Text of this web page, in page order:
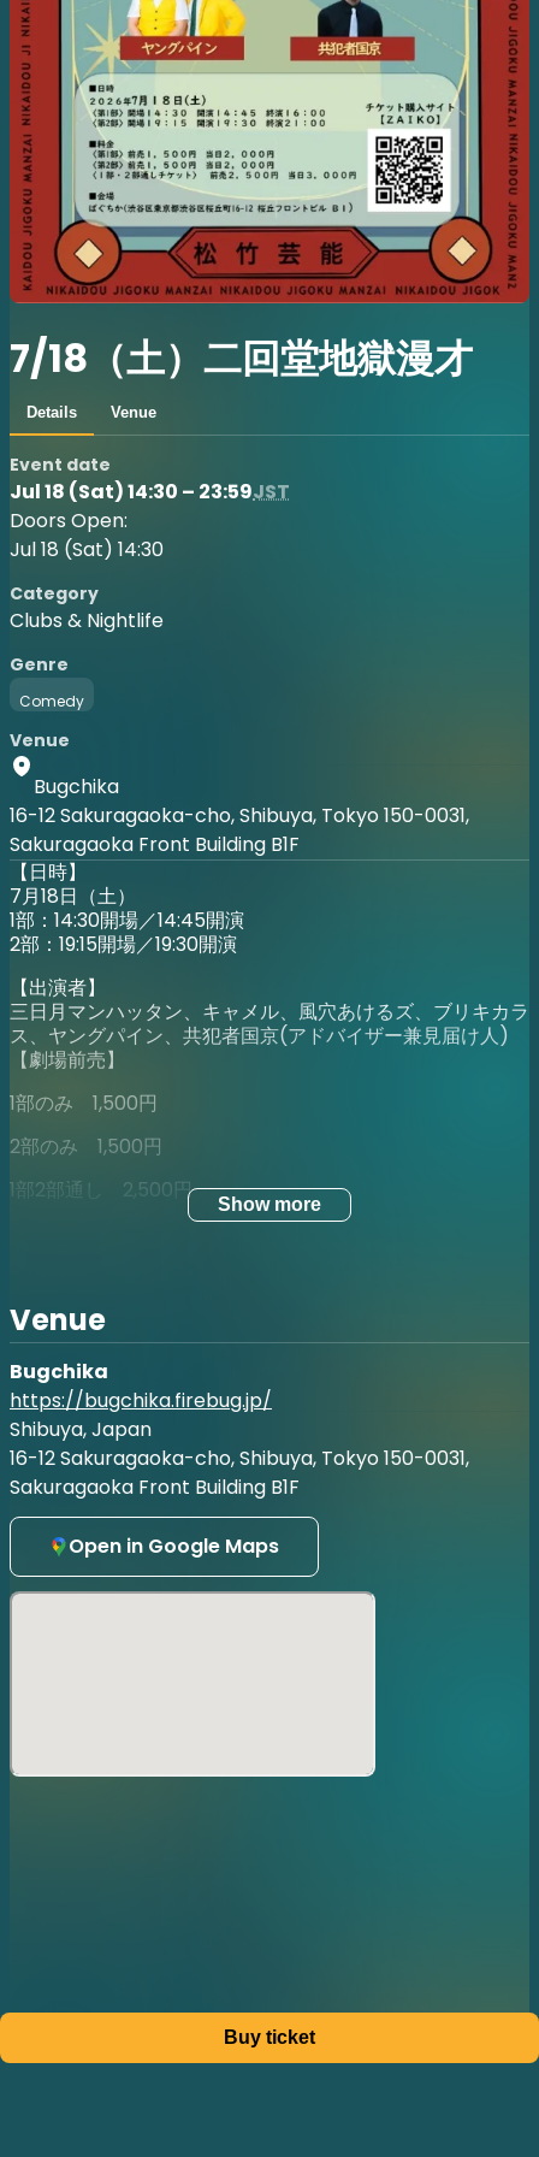
7/18（土）二回堂地獄漫才
Details Venue
Event date
Jul 18 (Sat) 14:30 – 23:59JST
Doors Open:
Jul 18 (Sat) 14:30
Category
Clubs & Nightlife
Genre
Comedy
Venue
Bugchika
16-12 Sakuragaoka-cho, Shibuya, Tokyo 150-0031,
Sakuragaoka Front Building B1F
【日時】
7月18日（土）
1部：14:30開場／14:45開演
2部：19:15開場／19:30開演
【出演者】
三日月マンハッタン、キャメル、風穴あけるズ、ブリキカラ
ス、ヤングパイン、共犯者国京(アドバイザー兼見届け人)
【劇場前売】
1部のみ 1,500円
2部のみ 1,500円
1部2部通し 2,500円
【会場】
B1F）
【ご注意】
・やむを得ない事情により、出演者・内容等が変更となる場
合がございます。予めご了承ください。
・お客様都合によるお申込み後のキャンセルおよび返金はお
受けしておりません。
●劇場観覧について
・ご入場時に「QRコード」をご準備ください。
Show more
Venue
Bugchika
https://bugchika.firebug.jp/
Shibuya, Japan
16-12 Sakuragaoka-cho, Shibuya, Tokyo 150-0031,
Sakuragaoka Front Building B1F
Open in Google Maps
Buy ticket